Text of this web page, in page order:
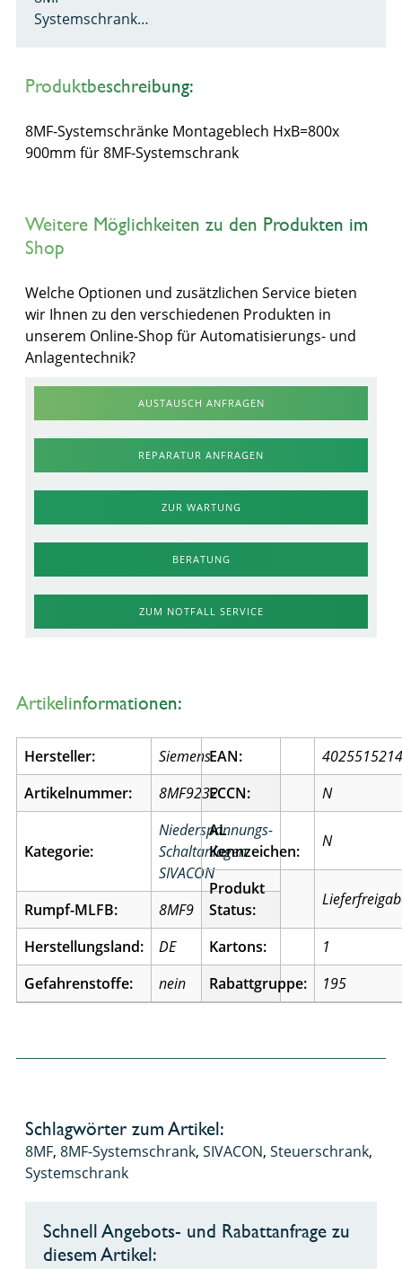
Systemschrank…
Produktbeschreibung:
8MF-Systemschränke Montageblech HxB=800x
900mm für 8MF-Systemschrank
Weitere Möglichkeiten zu den Produkten im
Shop
Welche Optionen und zusätzlichen Service bieten
wir Ihnen zu den verschiedenen Produkten in
unserem Online-Shop für Automatisierungs- und
Anlagentechnik?
AUSTAUSCH ANFRAGEN
REPARATUR ANFRAGEN
ZUR WARTUNG
BERATUNG
ZUM NOTFALL SERVICE
Artikelinformationen:
Hersteller:
Siemens
Artikelnummer:
8MF9232
Kategorie:
Niederspannungs-
Schaltanlagen
SIVACON
Rumpf-MLFB:
8MF9
Herstellungsland:
DE
Gefahrenstoffe:
nein
EAN:
ECCN:
N
AL
Kennzeichen:
N
Produkt
Status:
Kartons:
1
Rabattgruppe:
195
Schlagwörter zum Artikel:
8MF, 8MF-Systemschrank, SIVACON, Steuerschrank,
Systemschrank
Schnell Angebots- und Rabattanfrage zu
diesem Artikel: